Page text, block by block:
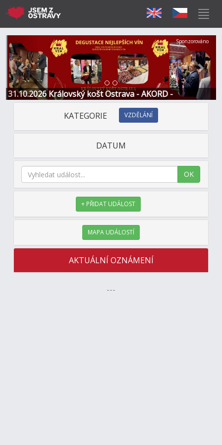
31.10.2026 Královský košt Ostrava - AKORD -
Restaurace a Hotel
Předchozí Další
Sponzorováno
KATEGORIE VZDĚLÁNÍ
DATUM
OK
+ PŘIDAT UDÁLOST
MAPA UDÁLOSTÍ
AKTUÁLNÍ OZNÁMENÍ
---